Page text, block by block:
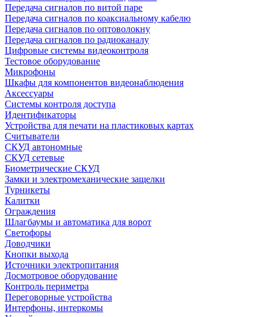
Передача сигналов по витой паре
Передача сигналов по коаксиальному кабелю
Передача сигналов по оптоволокну
Передача сигналов по радиоканалу
Цифровые системы видеоконтроля
Тестовое оборудование
Микрофоны
Шкафы для компонентов видеонаблюдения
Аксессуары
Системы контроля доступа
Идентификаторы
Устройства для печати на пластиковых картах
Считыватели
СКУД автономные
СКУД сетевые
Биометрические СКУД
Замки и электромеханические защелки
Турникеты
Калитки
Ограждения
Шлагбаумы и автоматика для ворот
Светофоры
Доводчики
Кнопки выхода
Источники электропитания
Досмотровое оборудование
Контроль периметра
Переговорные устройства
Интерфоны, интеркомы